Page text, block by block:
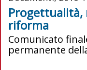
riforma
Comunicato
permanente